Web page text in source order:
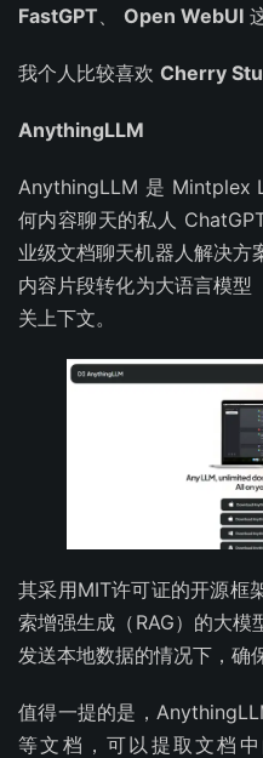
FastGPT、 Open WebUI
我个人比较喜欢 Cherry
AnythingLLM
AnythingLLM 是 Mintplex
何内容聊天的私人
业级文档聊天机器人解决方
内容片段转化为大语言模型
关上下文。
其采用MIT许可证的开源框
索增强生成（RAG）的大模
发送本地数据的情况下，确
值得一提的是，
等文档，可以提取文档